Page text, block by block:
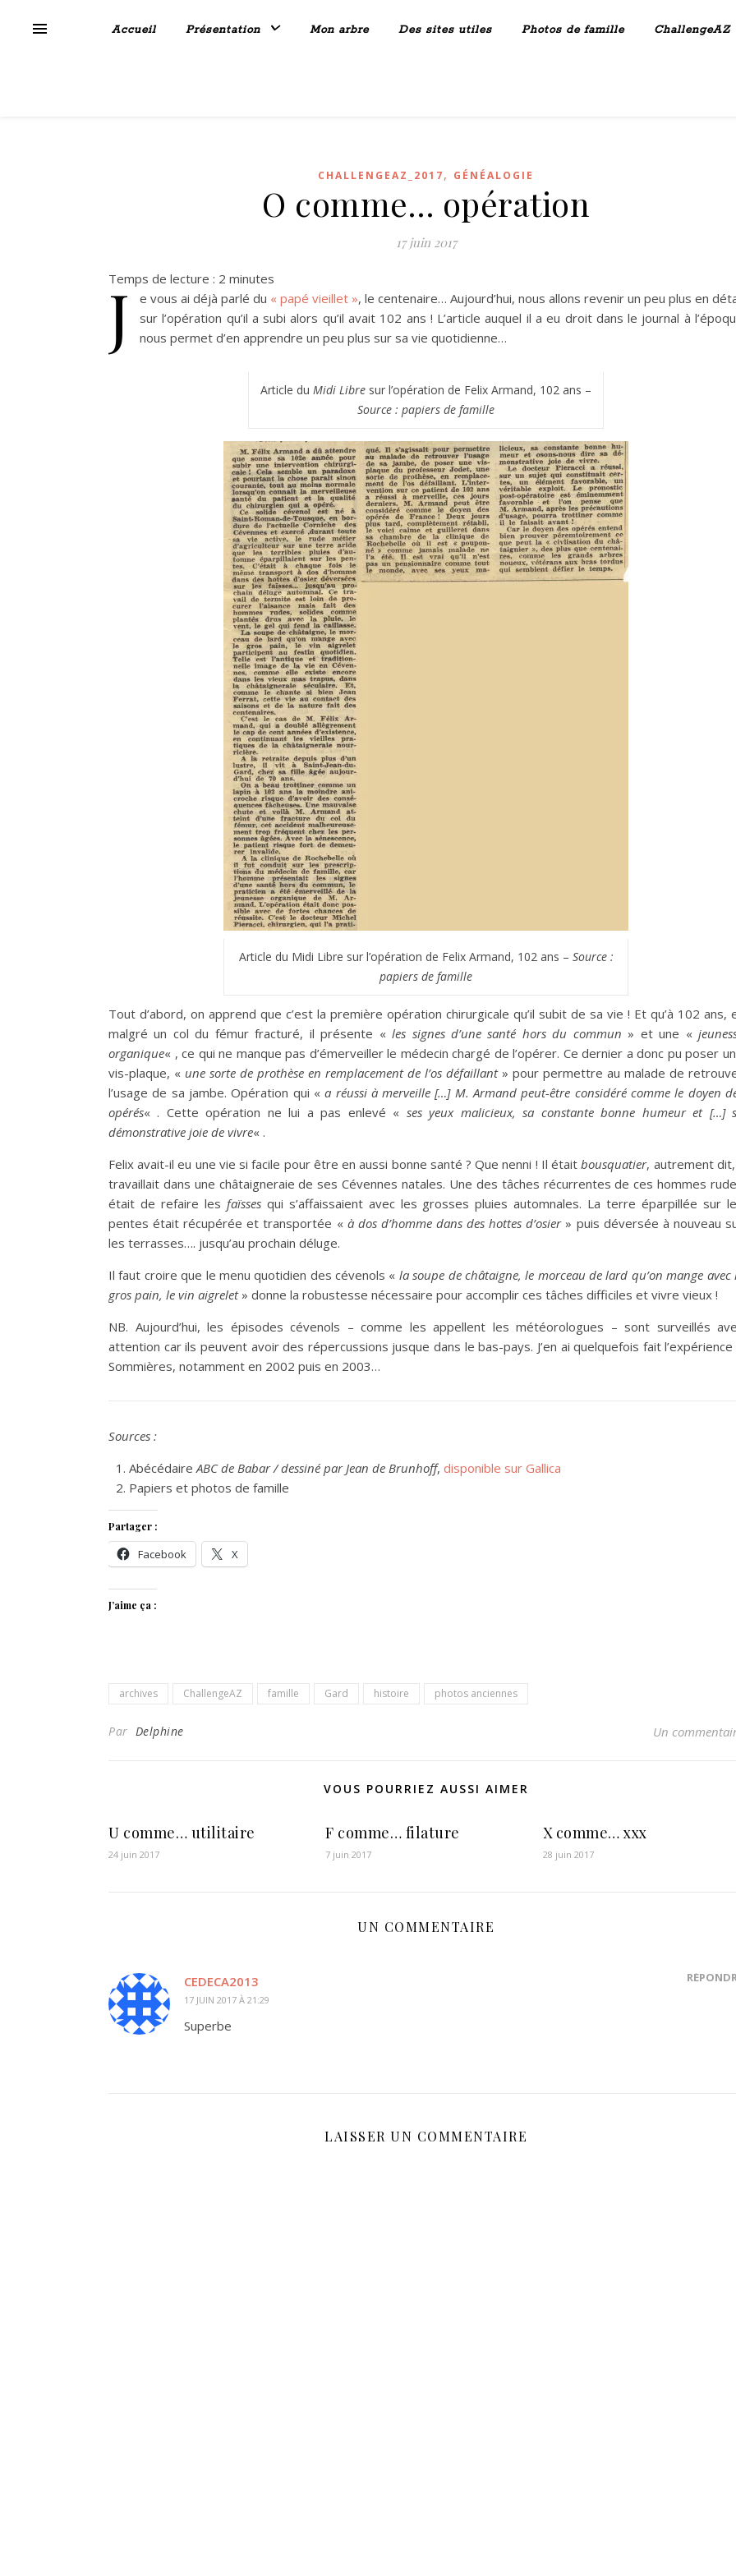
Accueil Présentation Mon arbre Des sites utiles Photos de famille ChallengeAZ
CHALLENGEAZ_2017, GÉNÉALOGIE
O comme… opération
17 juin 2017
Temps de lecture : 2 minutes
J e vous ai déjà parlé du « papé vieillet », le centenaire… Aujourd’hui, nous allons revenir un peu plus en
sur l’opération qu’il a subi alors qu’il avait 102 ans ! L’article auquel il a eu droit dans le journal à
nous permet d’en apprendre un peu plus sur sa vie quotidienne…
Article du Midi Libre sur l’opération de Felix Armand, 102 ans –
Source : papiers de famille
Article du Midi Libre sur l’opération de Felix Armand, 102 ans – Source :
papiers de famille
Tout d’abord, on apprend que c’est la première opération chirurgicale qu’il subit de sa vie ! Et qu’à 102 ans,
malgré un col du fémur fracturé, il présente «les signes d’une santé hors du commun » et une «
organique« , ce qui ne manque pas d’émerveiller le médecin chargé de l’opérer. Ce dernier a donc pu poser
vis-plaque, « une sorte de prothèse en remplacement de l’os défaillant» pour permettre au malade de
l’usage de sa jambe. Opération qui «a réussi à merveille […] M. Armand peut-être considéré comme le doyen
opérés« . Cette opération ne lui a pas enlevé « ses yeux malicieux, sa constante bonne humeur et […]
démonstrative joie de vivre« .
Felix avait-il eu une vie si facile pour être en aussi bonne santé ? Que nenni ! Il étaitbousquatier, autrement
travaillait dans une châtaigneraie de ses Cévennes natales. Une des tâches récurrentes de ces hommes
était de refaire les faïssesqui s’affaissaient avec les grosses pluies automnales. La terre éparpillée sur
pentes était récupérée et transportée « à dos d’homme dans des hottes d’osier» puis déversée à nouveau
les terrasses…. jusqu’au prochain déluge.
Il faut croire que le menu quotidien des cévenols « la soupe de châtaigne, le morceau de lard qu’on mange avec
gros pain, le vin aigrelet» donne la robustesse nécessaire pour accomplir ces tâches difficiles et vivre vieux !
NB. Aujourd’hui, les épisodes cévenols – comme les appellent les météorologues – sont surveillés
attention car ils peuvent avoir des répercussions jusque dans le bas-pays. J’en ai quelquefois fait l’expérience
Sommières, notamment en 2002 puis en 2003…
Sources :
AbécédaireABC de Babar / dessiné par Jean de Brunhoff, disponible sur Gallica
Papiers et photos de famille
Partager :
Facebook X
J’aime ça :
archives ChallengeAZ famille Gard histoire photos anciennes
Par Delphine Un
VOUS POURRIEZ AUSSI AIMER
U comme… utilitaire
24 juin 2017
F comme… filature
7 juin 2017
X comme… xxx
28 juin 2017
UN COMMENTAIRE
CEDECA2013
17 JUIN 2017 À 21:29
Superbe
LAISSER UN COMMENTAIRE